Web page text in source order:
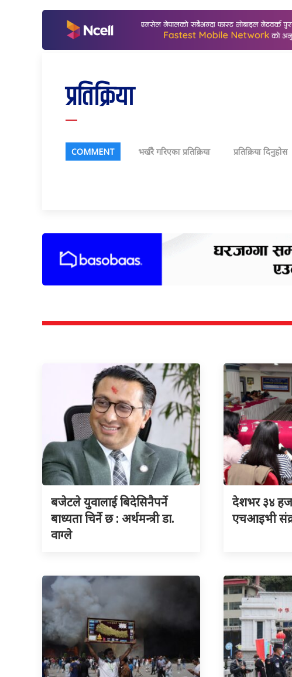
प्रतिक्रिया
COMMENT भर्खरै गरिएका प्रतिक्रिया प्रतिक्रिया दिनुहोस
बजेटले युवालाई बिदेसिनैपर्ने
बाध्यता चिर्ने छ : अर्थमन्त्री डा.
वाग्ले
देशभर ३४
एचआइभी